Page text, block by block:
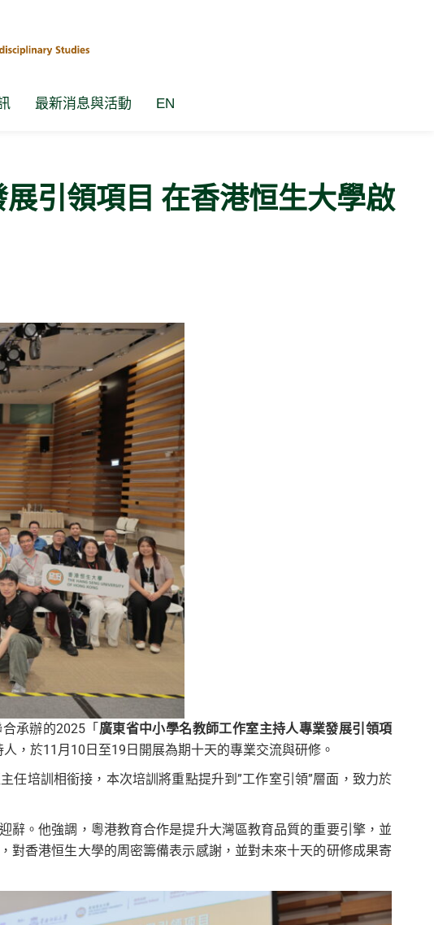
最新消息與活動 EN
引領項目 在香港恒生大學啟
承辦的2025「 廣東省中小學名教師工作室主持人專業發展引領項
，於11月10日至19日開展為期十天的專業交流與研修。
培訓相銜接，本次培訓將重點提升到”工作室引領”層面，致力於
辭。他強調，粵港教育合作是提升大灣區教育品質的重要引擎，並
香港恒生大學的周密籌備表示感謝，並對未來十天的研修成果寄